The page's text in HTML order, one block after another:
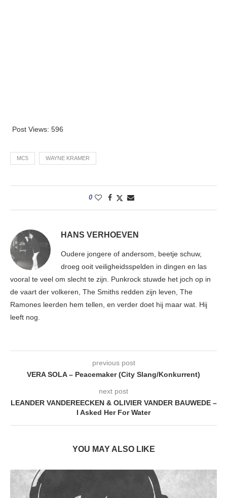
Post Views: 596
MC5 WAYNE KRAMER
0
HANS VERHOEVEN
Oudere jongere of andersom, beetje schuw,
droeg ooit veiligheidsspelden in dingen en las
vooral te veel om slecht te zijn. Punkrock stuwde het joch op in
de vaart der volkeren, The Smiths redden zijn leven, The
Ramones leerden hem tellen, en verder doet hij maar wat. Hij
leeft nog.
previous post
VERA SOLA – Peacemaker (City Slang/Konkurrent)
next post
LEANDER VANDEREECKEN & OLIVIER VANDER BAUWEDE –
I Asked Her For Water
YOU MAY ALSO LIKE